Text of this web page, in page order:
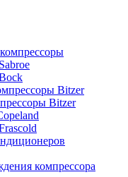
Bitzer
Bitzer
компрессора